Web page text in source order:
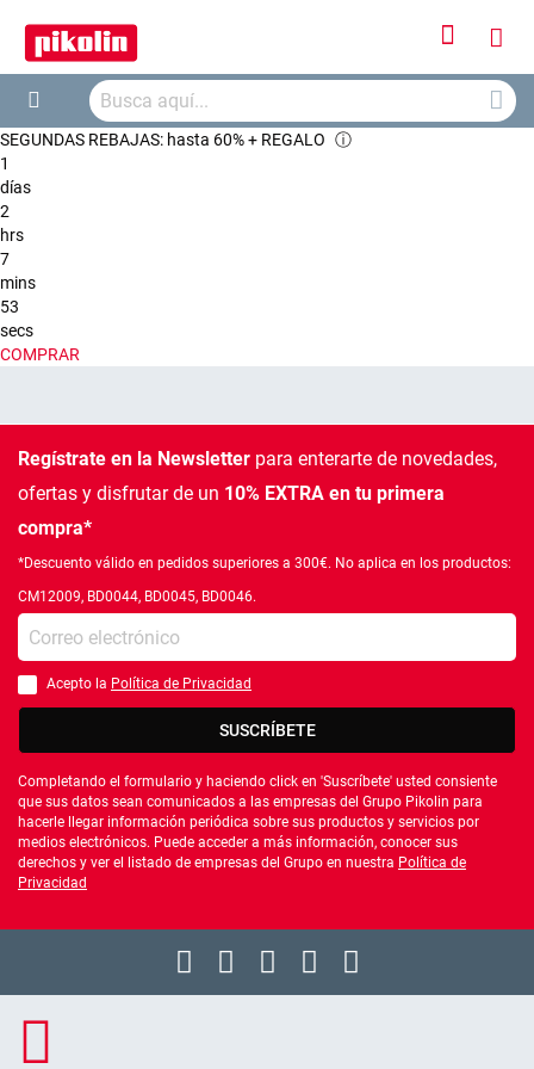
Iniciar
Buscar
SEGUNDAS REBAJAS: hasta 60% + REGALO ⓘ
1
días
2
hrs
7
mins
53
secs
COMPRAR
Regístrate en la Newsletter para enterarte de novedades,
ofertas y disfrutar de un 10% EXTRA en tu primera
compra*
*Descuento válido en pedidos superiores a 300€. No aplica en los productos:
CM12009, BD0044, BD0045, BD0046.
Introduce tu e-mail
Debes aceptar la política de privacidad
Acepto la Política de Privacidad
SUSCRÍBETE
Completando el formulario y haciendo click en 'Suscríbete' usted consiente
que sus datos sean comunicados a las empresas del Grupo Pikolin para
hacerle llegar información periódica sobre sus productos y servicios por
medios electrónicos. Puede acceder a más información, conocer sus
derechos y ver el listado de empresas del Grupo en nuestra Política de
Privacidad